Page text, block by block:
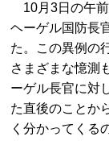
10月3日の午前
ヘーゲル国防長
た。この異例の
さまざまな憶測
ーゲル長官に対
た直後のことか
く分かってくる